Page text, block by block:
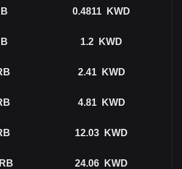
0.4811 KWD
1.2 KWD
2.41 KWD
4.81 KWD
12.03 KWD
24.06 KWD